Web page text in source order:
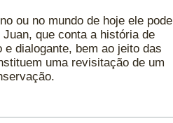
ou no mundo de hoje ele pode
que conta a história de
dialogante, bem ao jeito das
uma revisitação de um